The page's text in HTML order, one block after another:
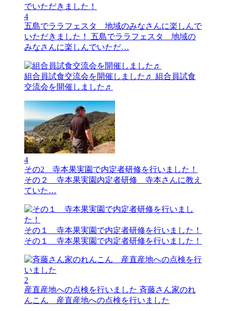
4
五島でララフェスタ 地域のみなさんに楽しんで
いただきました！
五島でララフェスタ 地域の
みなさんに楽しんでいただ…
組合員試食交流会を開催しました♬ 組合員試食
交流会を開催しました♬
4
その2 寺本果実園で内定者研修を行いました！
その２ 寺本果実園内定者研修 寺本さんに教え
ていた…
その１ 寺本果実園で内定者研修を行いました！
その１ 寺本果実園で内定者研修を行いました！
2
産直産地への点検を行いました 斉藤さん家のれ
んこん 産直産地への点検を行いました